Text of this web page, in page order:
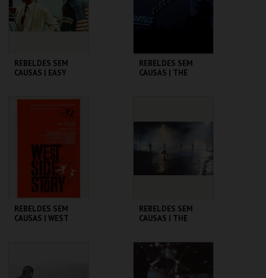
COMPRAR
REBELDES SEM
CAUSAS | EASY
CINEMATECA
COMPRAR
REBELDES SEM
CAUSAS | THE
REBELDES SEM
CAUSAS | WEST
REBELDES SEM
CAUSAS | THE
CINEMATECA